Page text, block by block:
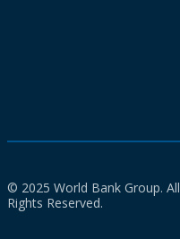
© 2025 World Bank Group. All
Rights Reserved.